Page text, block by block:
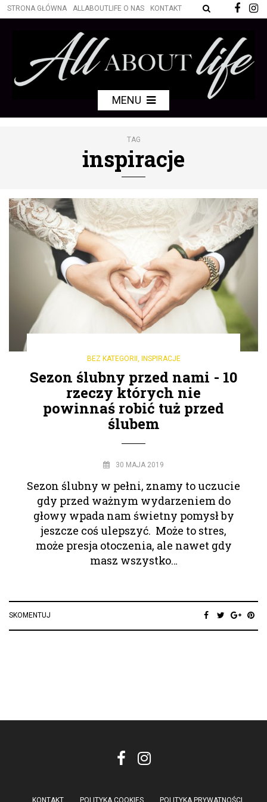
STRONA GŁÓWNA ALLABOUTLIFE O NAS KONTAKT
MENU
TAG
inspiracje
BEZ KATEGORII, INSPIRACJE
Sezon ślubny przed nami - 10
rzeczy których nie
powinnaś robić tuż przed
ślubem
30 MAJA 2019
Sezon ślubny w pełni, znamy to uczucie
gdy przed ważnym wydarzeniem do
głowy wpada nam świetny pomysł by
jeszcze coś ulepszyć. Może to stres,
może presja otoczenia, ale nawet gdy
masz wszystko…
SKOMENTUJ
KONTAKT POLITYKA COOKIES POLITYKA PRYWATNOŚCI